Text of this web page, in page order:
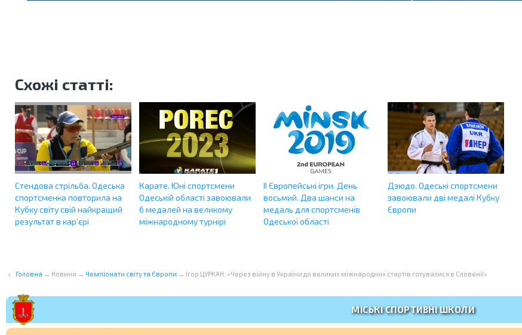
Схожі статті:
Стендова стрільба. Одеська
спортсменка повторила на
Кубку світу свій найкращий
результат в кар’єрі
Карате. Юні спортсмени
Одеській області завоювали
6 медалей на великому
міжнародному турнірі
ІІ Європейські ігри. День
восьмий. Два шанси на
медаль для спортсменів
Одеської області
Дзюдо. Одеські спортсмени
завоювали дві медалі Кубку
Європи
Головна → Новини → Чемпіонати світу та Європи → Ігор ЦУРКАН: «Через війну в України до великих міжнародних стартів готувалися в Словенії»
МІСЬКІ СПОРТИВНІ ШКОЛИ